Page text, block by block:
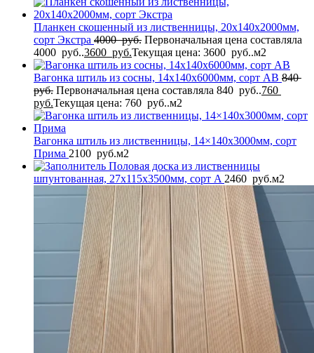
Планкен скошенный из лиственницы, 20x140x2000мм,
сорт Экстра 4000руб. Первоначальная цена составляла
4000 руб..3600 руб.Текущая цена: 3600 руб..м2
Вагонка штиль из сосны, 14x140x6000мм, сорт AB 840
руб. Первоначальная цена составляла 840 руб..760
руб.Текущая цена: 760 руб..м2
Вагонка штиль из лиственницы, 14×140x3000мм, сорт
Прима 2100 руб.м2
Половая доска из лиственницы
шпунтованная, 27x115x3500мм, сорт A 2460 руб.м2